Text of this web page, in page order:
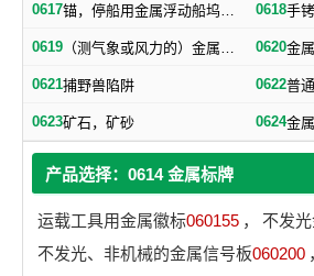
0617 锚，停船用金属浮动船坞，金属下锚桩 0618
0619 （测气象或风力的）金属浆叶，金属风标 0620金
0621捕野兽陷阱 0622
0623矿石，矿砂 0624
产品选择：0614 金属标牌
运载工具用金属徽标060155 ， 不发
不发光、非机械的金属信号板060200